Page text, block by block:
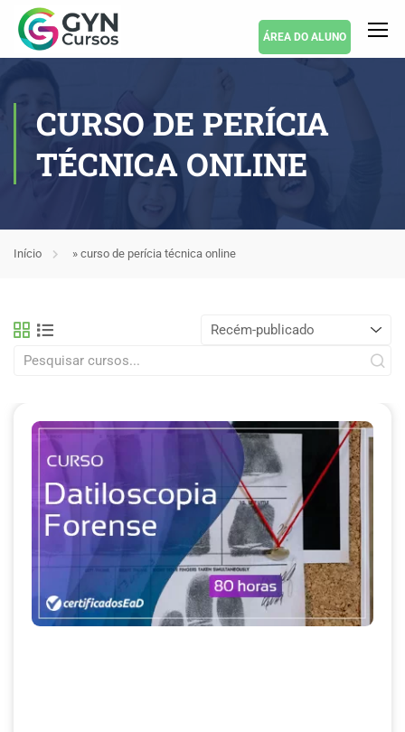
ÁREA DO ALUNO
CURSO DE PERÍCIA
TÉCNICA ONLINE
Início » curso de perícia técnica online